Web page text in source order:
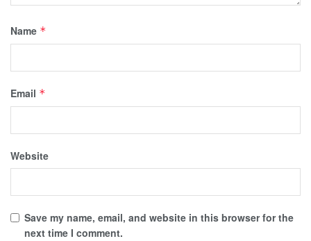
Name *
Email *
Website
Save my name, email, and website in this browser for the
next time I comment.